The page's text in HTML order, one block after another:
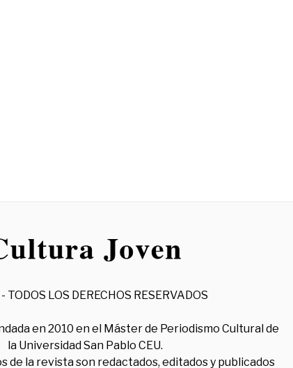
TODOS LOS DERECHOS RESERVADOS
en 2010 en el Máster de Periodismo Cultural de
la Universidad San Pablo CEU.
de la revista son redactados, editados y publicados